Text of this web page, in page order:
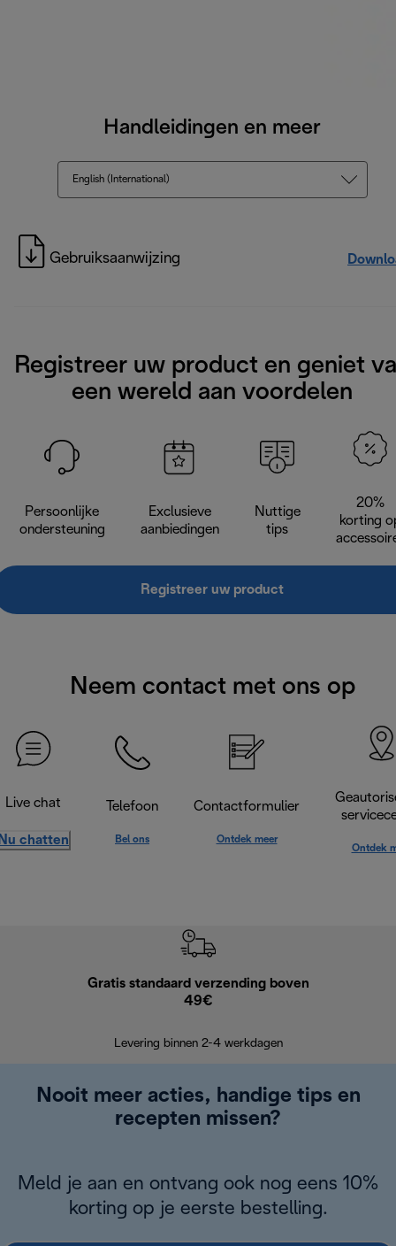
Handleidingen en meer
English (International)
Gebruiksaanwijzing
Registreer uw product en geniet
een wereld aan voordelen
Persoonlijke
ondersteuning
Exclusieve
aanbiedingen
Nuttige
tips
20%
korting
Registreer uw product
Neem contact met ons op
Live chat
chatten
Telefoon
Bel ons
Contactformulier
Ontdek meer
Ontdek
Gratis standaard verzending boven
49€
Levering binnen 2-4 werkdagen
Nooit meer acties, handige tips en
recepten missen?
Meld je aan en ontvang ook nog eens 10%
korting op je eerste bestelling.